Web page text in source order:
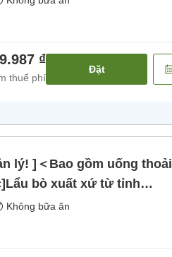
₫
thuế phí
Đặt
lý! ]＜Bao gồm uống thoải
bò xuất xứ từ tỉnh
hương thơm! Thưởng
bao gồm bữa ăn]
Không bữa ăn